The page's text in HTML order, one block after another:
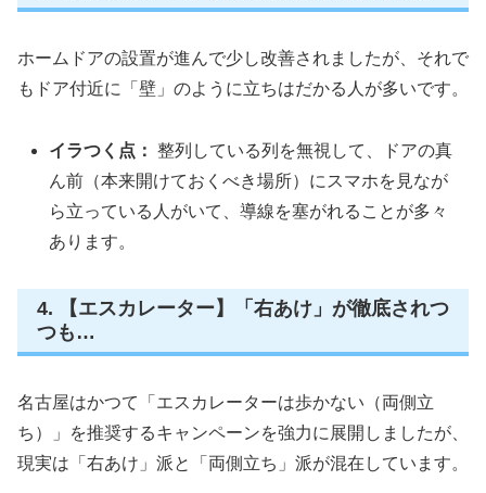
ホームドアの設置が進んで少し改善されましたが、それで
もドア付近に「壁」のように立ちはだかる人が多いです。
イラつく点： 整列している列を無視して、ドアの真
ん前（本来開けておくべき場所）にスマホを見なが
ら立っている人がいて、導線を塞がれることが多々
あります。
4. 【エスカレーター】「右あけ」が徹底されつ
つも…
名古屋はかつて「エスカレーターは歩かない（両側立
ち）」を推奨するキャンペーンを強力に展開しましたが、
現実は「右あけ」派と「両側立ち」派が混在しています。